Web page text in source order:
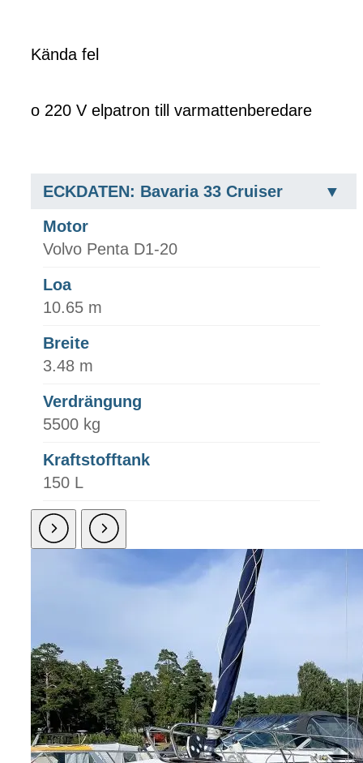
Kända fel
o 220 V elpatron till varmattenberedare
ECKDATEN: Bavaria 33 Cruiser
Motor
Volvo Penta D1-20
Loa
10.65 m
Breite
3.48 m
Verdrängung
5500 kg
Kraftstofftank
150 L